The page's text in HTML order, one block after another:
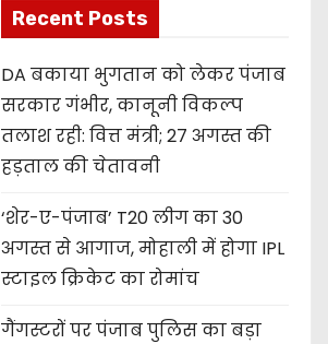
Recent Posts
DA बकाया भुगतान को लेकर पंजाब
सरकार गंभीर, कानूनी विकल्प
तलाश रही: वित्त मंत्री; 27 अगस्त की
हड़ताल की चेतावनी
‘शेर-ए-पंजाब’ T20 लीग का 30
अगस्त से आगाज, मोहाली में होगा IPL
स्टाइल क्रिकेट का रोमांच
गैंगस्टरों पर पंजाब पुलिस का बड़ा